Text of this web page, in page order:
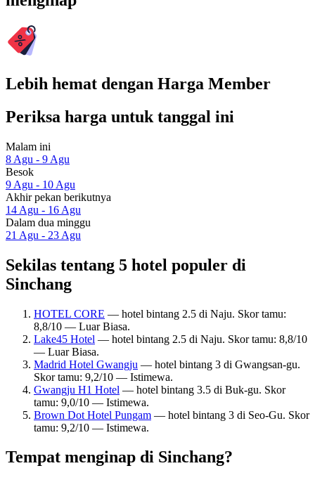
Lebih hemat dengan Harga Member
Periksa harga untuk tanggal ini
Malam ini
8 Agu - 9 Agu
Besok
9 Agu - 10 Agu
Akhir pekan berikutnya
14 Agu - 16 Agu
Dalam dua minggu
21 Agu - 23 Agu
Sekilas tentang 5 hotel populer di
Sinchang
HOTEL CORE — hotel bintang 2.5 di Naju. Skor tamu:
8,8/10 — Luar Biasa.
Lake45 Hotel — hotel bintang 2.5 di Naju. Skor tamu: 8,8/10
— Luar Biasa.
Madrid Hotel Gwangju — hotel bintang 3 di Gwangsan-gu.
Skor tamu: 9,2/10 — Istimewa.
Gwangju H1 Hotel — hotel bintang 3.5 di Buk-gu. Skor
tamu: 9,0/10 — Istimewa.
Brown Dot Hotel Pungam — hotel bintang 3 di Seo-Gu. Skor
tamu: 9,2/10 — Istimewa.
Tempat menginap di Sinchang?